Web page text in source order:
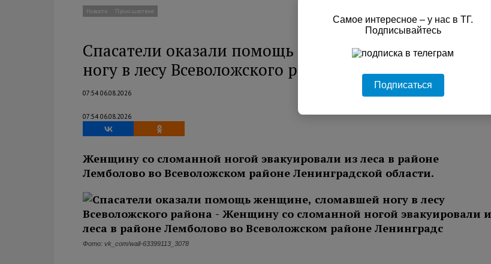
Новости Происшествия
Спасатели оказали помощь женщине, сломавшей
ногу в лесу Всеволожского района
07:54 06.08.2026
07:54 06.08.2026
Женщину со сломанной ногой эвакуировали из леса в районе
Лемболово во Всеволожском районе Ленинградской области.
Фото: vk_com/wall-63399113_3078
Самое интересное – у нас в ТГ.
Подписывайтесь
Подписаться